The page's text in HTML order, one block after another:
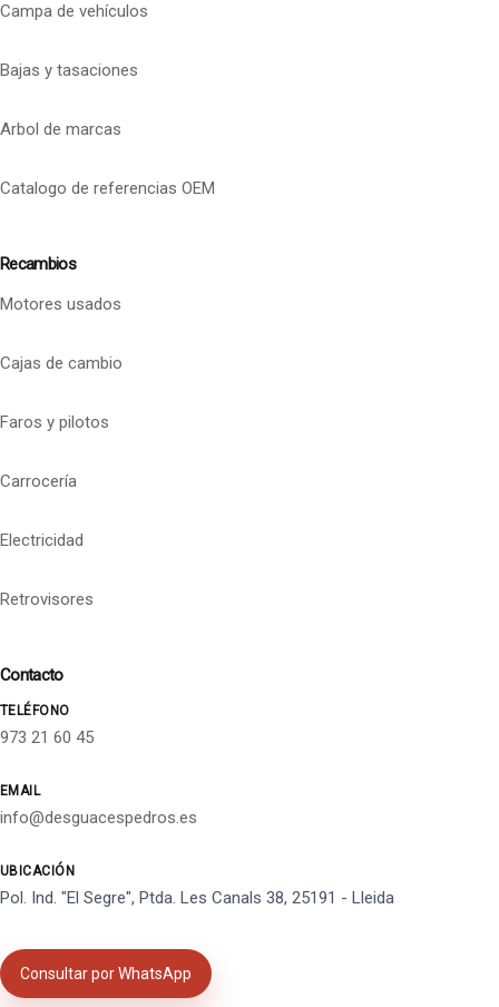
Campa de vehículos
Bajas y tasaciones
Arbol de marcas
Catalogo de referencias OEM
Recambios
Motores usados
Cajas de cambio
Faros y pilotos
Carrocería
Electricidad
Retrovisores
Contacto
TELÉFONO
973 21 60 45
EMAIL
info@desguacespedros.es
UBICACIÓN
Pol. Ind. "El Segre", Ptda. Les Canals 38, 25191 - Lleida
Consultar por WhatsApp